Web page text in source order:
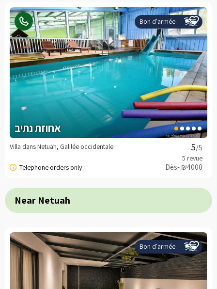
Bon d'armée
אחוזת נתיב
/5
Villa dans Netuah, Galilée occidentale
Dès- ₪4000
Near Netuah
Bon d'armée